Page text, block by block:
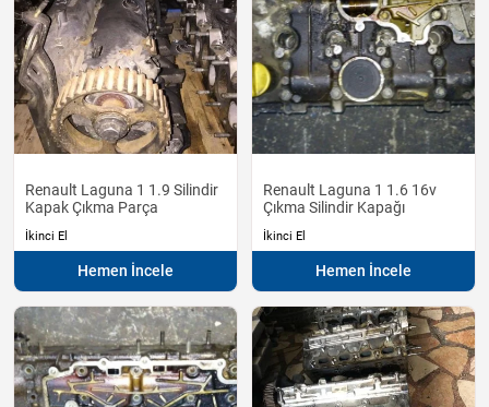
Renault Laguna 1 1.9 Silindir
Kapak Çıkma Parça
İkinci El
Hemen İncele
Renault Laguna 1 1.6 16v
Çıkma Silindir Kapağı
İkinci El
Hemen İncele